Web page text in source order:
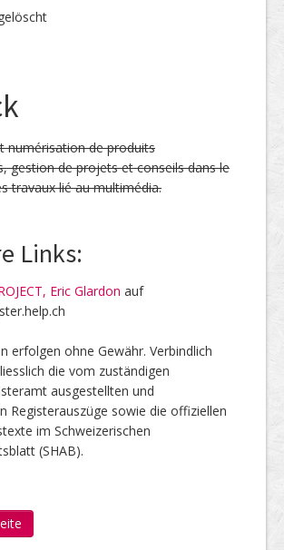
numérisation de produits
gestion de projets et conseils dans le
travaux lié au multimédia.
Links:
Eric Glardon auf
erfolgen ohne Gewähr. Verbindlich
die vom zuständigen
ausgestellten und
Registerauszüge sowie die offiziellen
im Schweizerischen
(SHAB).